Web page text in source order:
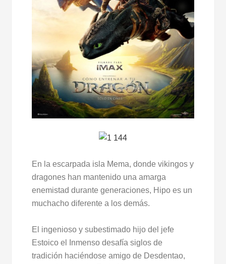
En la escarpada isla Mema, donde vikingos y
dragones han mantenido una amarga
enemistad durante generaciones, Hipo es un
muchacho diferente a los demás.
El ingenioso y subestimado hijo del jefe
Estoico el Inmenso desafía siglos de
tradición haciéndose amigo de Desdentao,